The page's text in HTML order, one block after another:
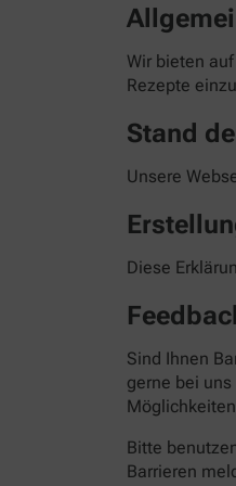
Wir bieten
Rezepte
Stand
Unsere
Diese
Sind Ihnen
gerne bei
Bitte
Barrieren